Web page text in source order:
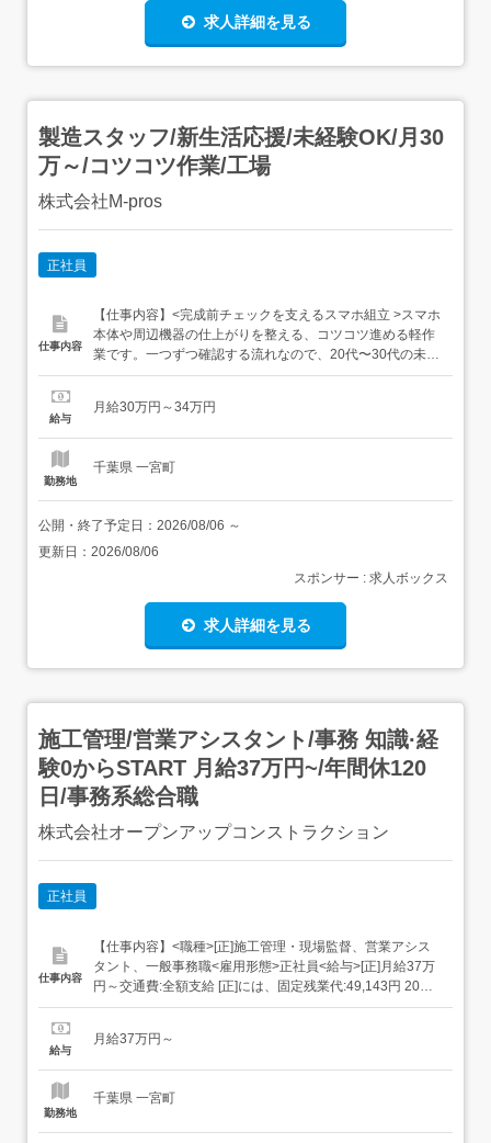
求人詳細を見る
製造スタッフ/新生活応援/未経験OK/月30
万～/コツコツ作業/工場
株式会社M-pros
正社員
仕事内容
【仕事内容】<完成前チェックを支えるスマホ組立 >スマホ
本体や周辺機器の仕上がりを整える、コツコツ進める軽作
業です。一つずつ確認する流れなので、20代〜30代の未経
験者も段階的に慣れていけます。<はじめやすい条件> 寮・
士での応募も相談OKひとりで新生活を始める不安も、事前
給与
月給30万円～34万円
勤務地
千葉県 一宮町
公開・終了予定日： 2026/08/06 ～
更新日： 2026/08/06
スポンサー : 求人ボックス
求人詳細を見る
施工管理/営業アシスタント/事務 知識·経
験0からSTART 月給37万円~/年間休120
日/事務系総合職
株式会社オープンアップコンストラクション
正社員
仕事内容
【仕事内容】<職種>[正]施工管理・現場監督、営業アシス
タント、一般事務職<雇用形態>正社員<給与>[正]月給37万
円～交通費:全額支給 [正]には、固定残業代:49,143円 20時
間相当分が含まれます。 上記を超えて残業をした場合は、
給37万円月給額に下記の一律手当含むエリア職種手当/1万
給与
月給37万円～
勤務地
千葉県 一宮町